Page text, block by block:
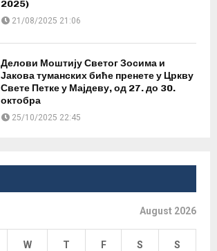
2025)
21/08/2025 21:06
Делови Моштију Светог Зосима и
Јакова туманских биће пренете у Цркву
Свете Петке у Мајдеву, од 27. до 30.
октобра
25/10/2025 22:45
August 2026
W T F S S